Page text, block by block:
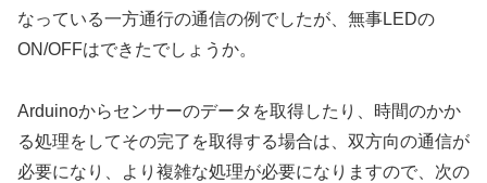
なっている一方通行の通信の例でしたが、無事LEDの
ON/OFFはできたでしょうか。
Arduinoからセンサーのデータを取得したり、時間のかか
る処理をしてその完了を取得する場合は、双方向の通信が
必要になり、より複雑な処理が必要になりますので、次の